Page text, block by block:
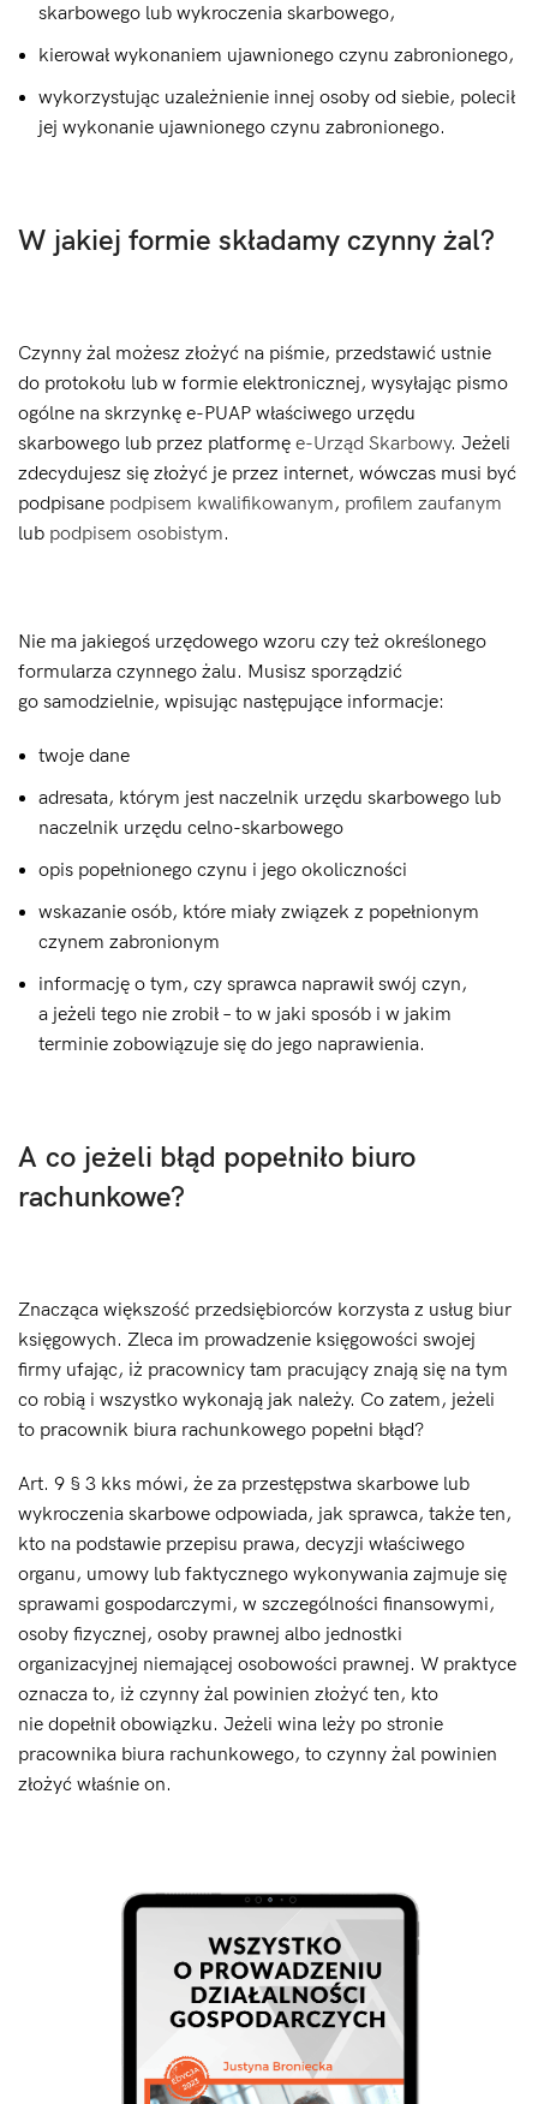
skarbowego lub wykroczenia skarbowego,
kierował wykonaniem ujawnionego czynu zabronionego,
wykorzystując uzależnienie innej osoby od siebie, polecił
jej wykonanie ujawnionego czynu zabronionego.
W jakiej formie składamy czynny żal?
Czynny żal możesz złożyć na piśmie, przedstawić ustnie
do protokołu lub w formie elektronicznej, wysyłając pismo
ogólne na skrzynkę e-PUAP właściwego urzędu
skarbowego lub przez platformę e-Urząd Skarbowy. Jeżeli
zdecydujesz się złożyć je przez internet, wówczas musi być
podpisane podpisem kwalifikowanym, profilem zaufanym
lub podpisem osobistym.
Nie ma jakiegoś urzędowego wzoru czy też określonego
formularza czynnego żalu. Musisz sporządzić
go samodzielnie, wpisując następujące informacje:
twoje dane
adresata, którym jest naczelnik urzędu skarbowego lub
naczelnik urzędu celno-skarbowego
opis popełnionego czynu i jego okoliczności
wskazanie osób, które miały związek z popełnionym
czynem zabronionym
informację o tym, czy sprawca naprawił swój czyn,
a jeżeli tego nie zrobił – to w jaki sposób i w jakim
terminie zobowiązuje się do jego naprawienia.
A co jeżeli błąd popełniło biuro
rachunkowe?
Znacząca większość przedsiębiorców korzysta z usług biur
księgowych. Zleca im prowadzenie księgowości swojej
firmy ufając, iż pracownicy tam pracujący znają się na tym
co robią i wszystko wykonają jak należy. Co zatem, jeżeli
to pracownik biura rachunkowego popełni błąd?
Art. 9 § 3 kks mówi, że za przestępstwa skarbowe lub
wykroczenia skarbowe odpowiada, jak sprawca, także ten,
kto na podstawie przepisu prawa, decyzji właściwego
organu, umowy lub faktycznego wykonywania zajmuje się
sprawami gospodarczymi, w szczególności finansowymi,
osoby fizycznej, osoby prawnej albo jednostki
organizacyjnej niemającej osobowości prawnej. W praktyce
oznacza to, iż czynny żal powinien złożyć ten, kto
nie dopełnił obowiązku. Jeżeli wina leży po stronie
pracownika biura rachunkowego, to czynny żal powinien
złożyć właśnie on.